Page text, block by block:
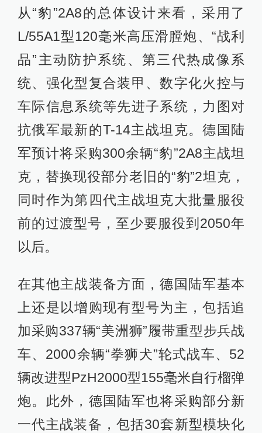
从“豹”2A8的总体设计来看，采用了
L/55A1型120毫米高压滑膛炮、“战利
品”主动防护系统、第三代热成像系
统、强化型复合装甲、数字化火控与
车际信息系统等先进子系统，力图对
抗俄军最新的T-14主战坦克。德国陆
军预计将采购300余辆“豹”2A8主战坦
克，替换现役部分老旧的“豹”2坦克，
同时作为第四代主战坦克大批量服役
前的过渡型号，至少要服役到2050年
以后。
在其他主战装备方面，德国陆军基本
上还是以增购现有型号为主，包括追
加采购337辆“美洲狮”履带重型步兵战
车、2000余辆“拳狮犬”轮式战车、52
辆改进型PzH2000型155毫米自行榴弹
炮。此外，德国陆军也将采购部分新
一代主战装备，包括30套新型模块化